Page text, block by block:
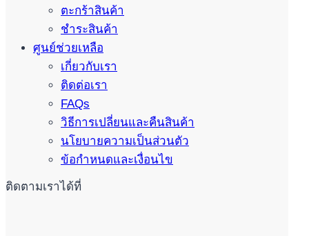
ตะกร้าสินค้า
ชำระสินค้า
ศูนย์ช่วยเหลือ
เกี่ยวกับเรา
ติดต่อเรา
FAQs
วิธีการเปลี่ยนและคืนสินค้า
นโยบายความเป็นส่วนตัว
ข้อกำหนดและเงื่อนไข
ติดตามเราได้ที่